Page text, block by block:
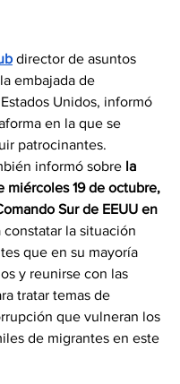
director de asuntos
embajada de
Unidos, informó
en la que se
patrocinantes.
informó sobre la
miércoles 19 de octubre,
Sur de EEUU en
constatar la situación
que en su mayoría
y reunirse con las
tratar temas de
que vulneran los
de migrantes en este